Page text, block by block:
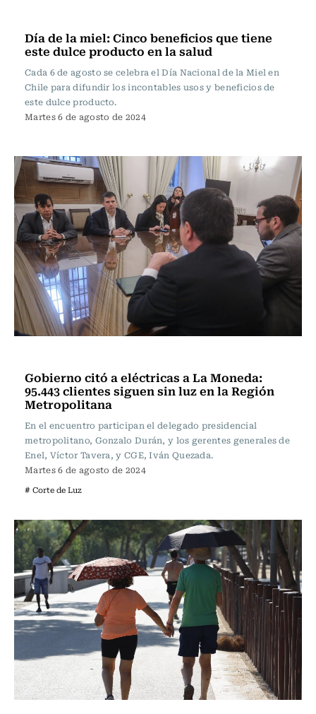
Día de la miel: Cinco beneficios que tiene
este dulce producto en la salud
Cada 6 de agosto se celebra el Día Nacional de la Miel en
Chile para difundir los incontables usos y beneficios de
este dulce producto.
Martes 6 de agosto de 2024
Gobierno citó a eléctricas a La Moneda:
95.443 clientes siguen sin luz en la Región
Metropolitana
En el encuentro participan el delegado presidencial
metropolitano, Gonzalo Durán, y los gerentes generales de
Enel, Víctor Tavera, y CGE, Iván Quezada.
Martes 6 de agosto de 2024
# Corte de Luz